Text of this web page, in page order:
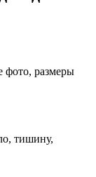
фото, размеры
тишину,